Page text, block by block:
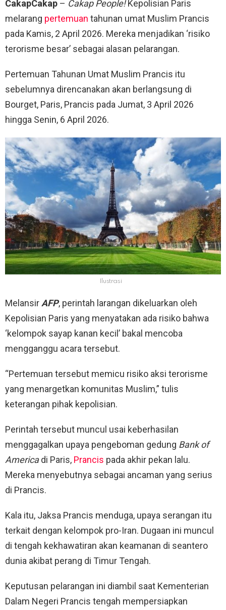
CakapCakap – Cakap People!Kepolisian Paris
melarang pertemuan tahunan umat Muslim Prancis
pada Kamis, 2 April 2026. Mereka menjadikan ‘risiko
terorisme besar’ sebagai alasan pelarangan.
Pertemuan Tahunan Umat Muslim Prancis itu
sebelumnya direncanakan akan berlangsung di
Bourget, Paris, Prancis pada Jumat, 3 April 2026
hingga Senin, 6 April 2026.
Ilustrasi
Melansir AFP, perintah larangan dikeluarkan oleh
Kepolisian Paris yang menyatakan ada risiko bahwa
‘kelompok sayap kanan kecil’ bakal mencoba
mengganggu acara tersebut.
“Pertemuan tersebut memicu risiko aksi terorisme
yang menargetkan komunitas Muslim,” tulis
keterangan pihak kepolisian.
Perintah tersebut muncul usai keberhasilan
menggagalkan upaya pengeboman gedung Bank of
Americadi Paris, Prancis pada akhir pekan lalu.
Mereka menyebutnya sebagai ancaman yang serius
di Prancis.
Kala itu, Jaksa Prancis menduga, upaya serangan itu
terkait dengan kelompok pro-Iran. Dugaan ini muncul
di tengah kekhawatiran akan keamanan di seantero
dunia akibat perang di Timur Tengah.
Keputusan pelarangan ini diambil saat Kementerian
Dalam Negeri Prancis tengah mempersiapkan